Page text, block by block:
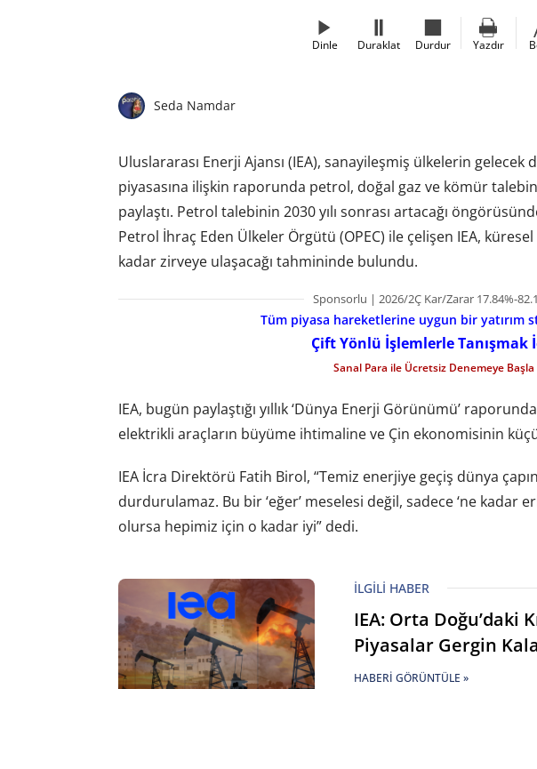
Dinle Duraklat Durdur Yazdır
Seda Namdar
Uluslararası Enerji Ajansı (IEA), sanayileşmiş ülkelerin gelecek
piyasasına ilişkin raporunda petrol, doğal gaz ve kömür
paylaştı. Petrol talebinin 2030 yılı sonrası artacağı
Petrol İhraç Eden Ülkeler Örgütü (OPEC) ile çelişen IEA,
kadar zirveye ulaşacağı tahmininde bulundu.
Sponsorlu | 2026/2Ç Kar/Zarar 17.84%-
Tüm piyasa hareketlerine uygun bir yatırım
Çift Yönlü İşlemlerle Tanışmak
Sanal Para ile Ücretsiz Denemeye Başla
IEA, bugün paylaştığı yıllık ‘Dünya Enerji Görünümü’
elektrikli araçların büyüme ihtimaline ve Çin ekonomisinin
IEA İcra Direktörü Fatih Birol, “Temiz enerjiye geçiş dünya
durdurulamaz. Bu bir ‘eğer’ meselesi değil, sadece ‘ne kadar
olursa hepimiz için o kadar iyi” dedi.
İLGILI HABER
IEA: Orta Doğu’daki
Piyasalar Gergin
HABERI GÖRÜNTÜLE »